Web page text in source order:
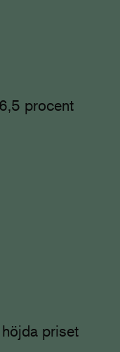
procent
priset